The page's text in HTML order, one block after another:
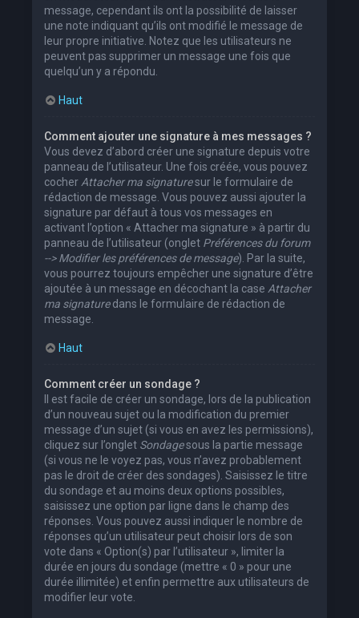
message, cependant ils ont la possibilité de laisser
une note indiquant qu’ils ont modifié le message de
leur propre initiative. Notez que les utilisateurs ne
peuvent pas supprimer un message une fois que
quelqu’un y a répondu.
Haut
Comment ajouter une signature à mes messages ?
Vous devez d’abord créer une signature depuis votre
panneau de l’utilisateur. Une fois créée, vous pouvez
cocher Attacher ma signaturesur le formulaire de
rédaction de message. Vous pouvez aussi ajouter la
signature par défaut à tous vos messages en
activant l’option « Attacher ma signature » à partir du
panneau de l’utilisateur (onglet Préférences du forum
--> Modifier les préférences de message). Par la suite,
vous pourrez toujours empêcher une signature d’être
ajoutée à un message en décochant la case Attacher
ma signaturedans le formulaire de rédaction de
message.
Haut
Comment créer un sondage ?
Il est facile de créer un sondage, lors de la publication
d’un nouveau sujet ou la modification du premier
message d’un sujet (si vous en avez les permissions),
cliquez sur l’onglet Sondagesous la partie message
(si vous ne le voyez pas, vous n’avez probablement
pas le droit de créer des sondages). Saisissez le titre
du sondage et au moins deux options possibles,
saisissez une option par ligne dans le champ des
réponses. Vous pouvez aussi indiquer le nombre de
réponses qu’un utilisateur peut choisir lors de son
vote dans « Option(s) par l’utilisateur », limiter la
durée en jours du sondage (mettre « 0 » pour une
durée illimitée) et enfin permettre aux utilisateurs de
modifier leur vote.